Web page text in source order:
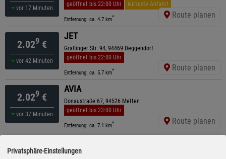
vor 17 Minuten
geöffnet bis 22:00 Uhr
kürzeste Anfahrt
Entfernung: ca. 4.7 km* Route planen
2.029 €
vor 42 Minuten
JET
Graflinger Str. 94, 94469 Deggendorf
geöffnet bis 22:00 Uhr
Entfernung: ca. 5.7 km* Route planen
2.029 €
vor 37 Minuten
AVIA
Donaustraße 67, 94526 Metten
geöffnet bis 23:00 Uhr
Entfernung: ca. 7.1 km* Route planen
2.029€
Regener Straße 2, 94253 Bischofsmais
Privatsphäre-Einstellungen